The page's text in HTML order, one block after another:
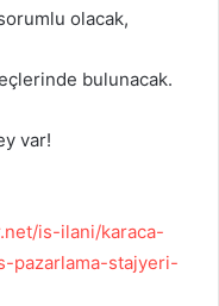
olacak,
bulunacak.
var!
is-ilani/karaca-
pazarlama-stajyeri-